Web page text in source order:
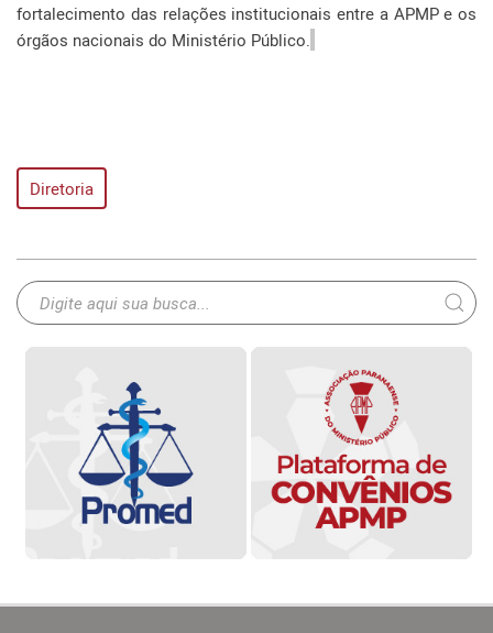
fortalecimento das relações institucionais entre a APMP e os
órgãos nacionais do Ministério Público.
Diretoria